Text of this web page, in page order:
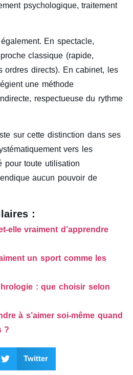
psychologique, traitement
En spectacle,
classique (rapide,
ordres directs). En cabinet, les
une méthode
respectueuse du rythme
sur cette distinction dans ses
vers les
pour toute utilisation
aucun pouvoir de
:
elle vraiment d’apprendre
un sport comme les
: que choisir selon
à s’aimer soi-même quand
?
Twitter